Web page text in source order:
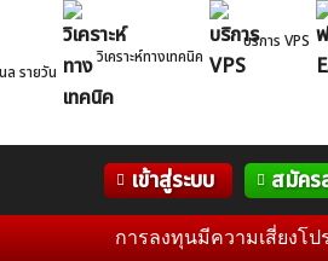
ล รายวัน
วิเคราะห์ทางเทคนิค
บริการ VPS
เข้าสู่ระบบ สมัคร
WelTrade
การลงทุนมีความเสี่ยงโปรด